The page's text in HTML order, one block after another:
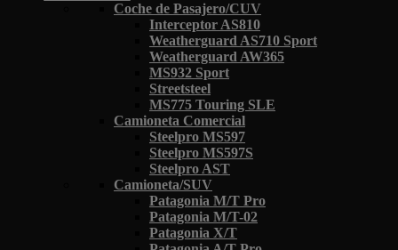
Coche de Pasajero/CUV
Interceptor AS810
Weatherguard AS710 Sport
Weatherguard AW365
MS932 Sport
Streetsteel
MS775 Touring SLE
Camioneta Comercial
Steelpro MS597
Steelpro MS597S
Steelpro AST
Camioneta/SUV
Patagonia M/T Pro
Patagonia M/T-02
Patagonia X/T